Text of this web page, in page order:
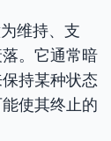
维持、支
。它通常暗
持某种状态
使其终止的